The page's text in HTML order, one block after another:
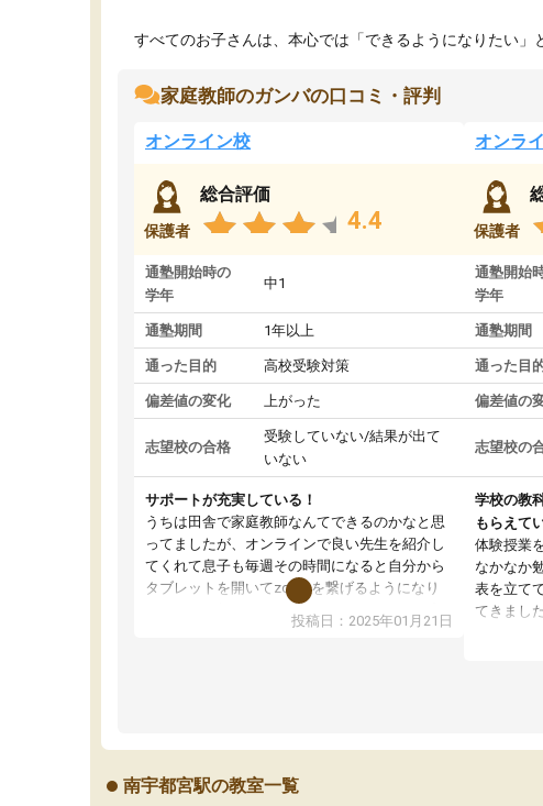
すべてのお子さんは、本心では「できるようになりたい」
家庭教師のガンバの口コミ・評判
オンライン校
保護者
総合評価
4.4
通塾開始時の
学年
中1
通塾期間 1年以上
通った目的 高校受験対策
偏差値の変化 上がった
志望校の合格
受験していない/結果が出て
いない
サポートが充実している！
うちは田舎で家庭教師なんてできるのかなと思
ってましたが、オンラインで良い先生を紹介し
てくれて息子も毎週その時間になると自分から
タブレットを開いてzoomを繋げるようになり
ました！5科目なんでもOKなのもとても気に入
投稿日：2025年01月21日
オンラ
保護者
通塾開始
学年
通塾期間
通った目
偏差値の
志望校の
学校の教
もらえて
体験授業
なかなか
表を立て
てきました
オンライ
い日も予
南宇都宮駅の教室一覧